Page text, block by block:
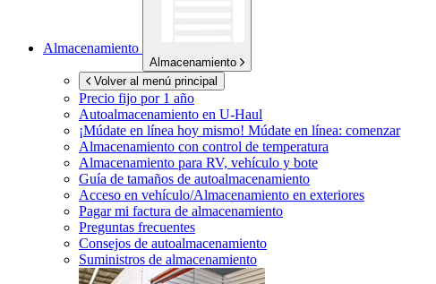
Almacenamiento
Almacenamiento
Volver al menú principal
Precio fijo por 1 año
Autoalmacenamiento en U-Haul
¡Múdate en línea hoy mismo! Múdate en línea: comenzar
Almacenamiento con control de temperatura
Almacenamiento para RV, vehículo y bote
Guía de tamaños de autoalmacenamiento
Acceso en vehículo/Almacenamiento en exteriores
Pagar mi factura de almacenamiento
Preguntas frecuentes
Consejos de autoalmacenamiento
Suministros de almacenamiento